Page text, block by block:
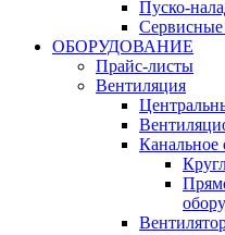
Пуско-
ОБОРУДОВАНИЕ
Прайс-листы
Вентиляция
Канальное